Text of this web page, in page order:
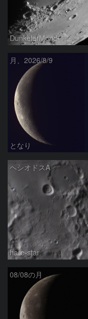
DunkelerMond
月、2026/8/9
となり
ヘシオドスA
hare-star
08/08の月